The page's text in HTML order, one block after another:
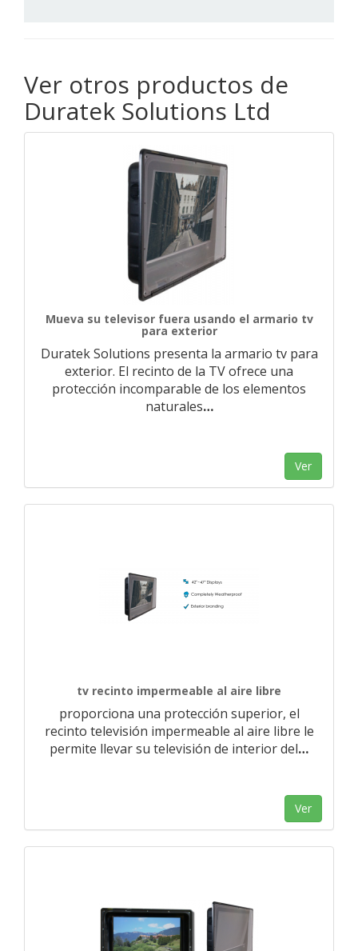
Ver otros productos de
Duratek Solutions Ltd
Mueva su televisor fuera usando el armario tv
para exterior
Duratek Solutions presenta la armario tv para
exterior. El recinto de la TV ofrece una
protección incomparable de los elementos
naturales…
Ver
tv recinto impermeable al aire libre
proporciona una protección superior, el
recinto televisión impermeable al aire libre le
permite llevar su televisión de interior del…
Ver